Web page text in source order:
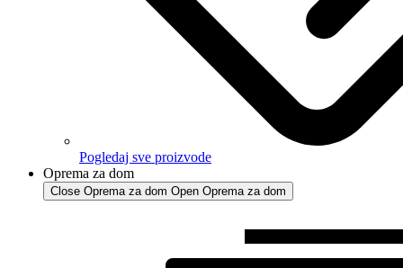
Pogledaj sve proizvode
Oprema za dom
Close Oprema za dom Open Oprema za dom